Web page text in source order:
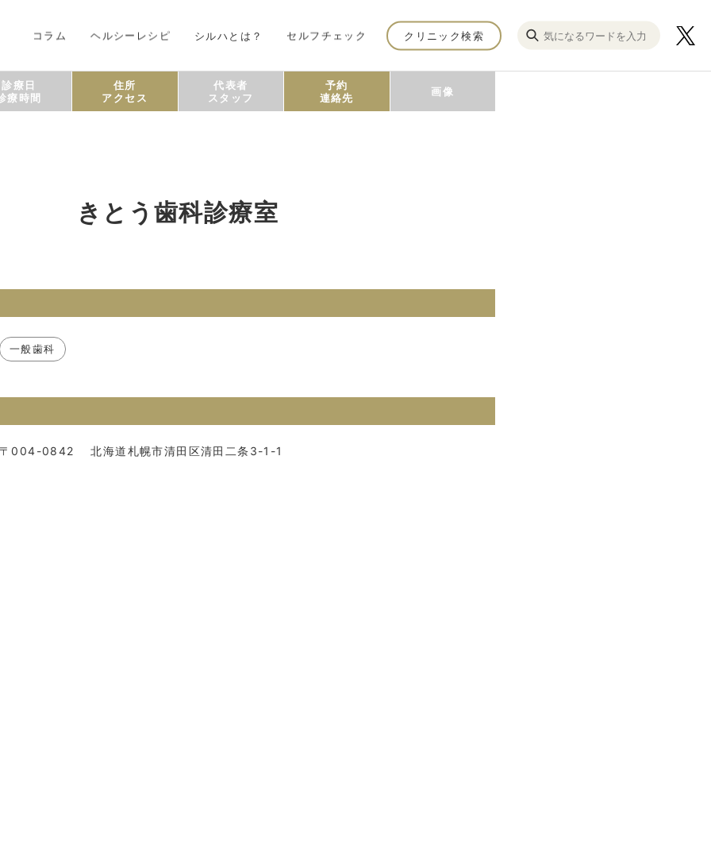
コラム ヘルシーレシピ シルハとは？ セルフチェック クリニック検索
診療日
療時間
住所
アクセス
代表者
スタッフ
予約
連絡先
画像
きとう歯科診療室
一般歯科
〒004-0842 北海道札幌市清田区清田二条3-1-1